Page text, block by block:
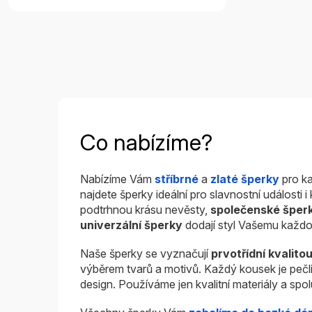
Co nabízíme?
Nabízíme Vám stříbrné a zlaté šperky pro
najdete šperky ideální pro slavnostní události
podtrhnou krásu nevěsty, společenské
univerzální šperky dodají styl Vašemu
Naše šperky se vyznačují prvotřídní kvalitou
výběrem tvarů a motivů. Každý kousek je
design. Používáme jen kvalitní materiály a